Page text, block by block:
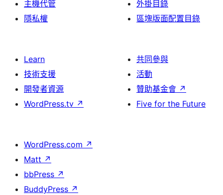
主機代管
隱私權
外掛目錄
區塊版面配置目錄
Learn
技術支援
開發者資源
WordPress.tv ↗
共同參與
活動
贊助基金會 ↗
Five for the Future
WordPress.com ↗
Matt ↗
bbPress ↗
BuddyPress ↗